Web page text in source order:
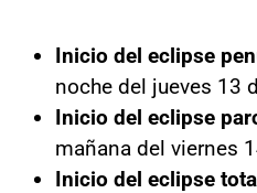
Inicio del eclipse
noche del jueves 13
Inicio del eclipse
mañana del viernes
Inicio del eclipse